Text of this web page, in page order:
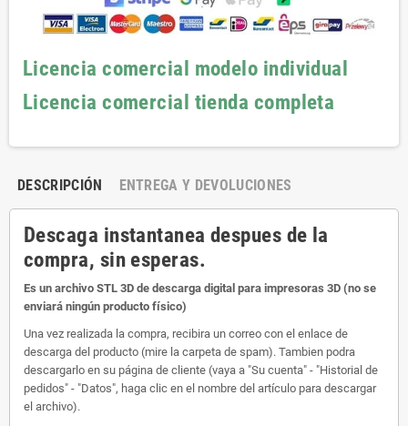
Licencia comercial modelo individual
Licencia comercial tienda completa
DESCRIPCIÓN ENTREGA Y DEVOLUCIONES
Descaga instantanea despues de la
compra, sin esperas.
Es un archivo STL 3D de descarga digital para impresoras 3D (no se
enviará ningún producto físico)
Una vez realizada la compra, recibira un correo con el enlace de
descarga del producto (mire la carpeta de spam). Tambien podra
descargarlo en su página de cliente (vaya a "Su cuenta" - "Historial de
pedidos" - "Datos", haga clic en el nombre del artículo para descargar
el archivo).